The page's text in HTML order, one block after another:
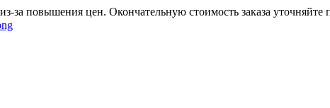
за повышения цен. Окончательную стоимость заказа уточняйте